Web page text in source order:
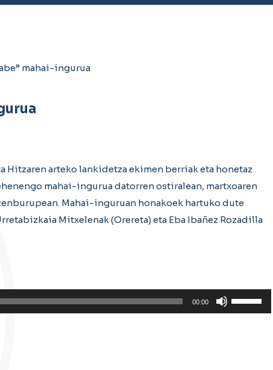
mahai-ingurua
Hitzaren arteko lankidetza ekimen berriak eta honetaz
mahai-ingurua datorren ostiralean, martxoaren
Mahai-inguruan honakoek hartuko dute
Mitxelenak (Orereta) eta Eba Ibañez Rozadilla
00:00
Erabili
gora/behera